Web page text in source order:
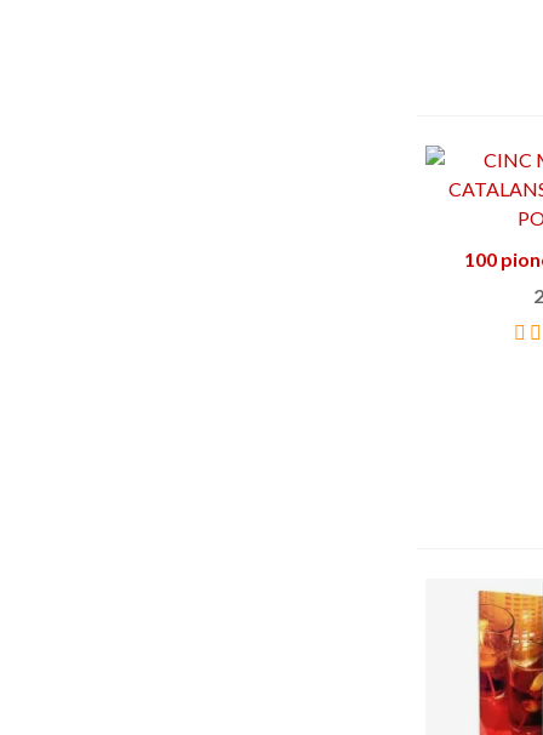
100